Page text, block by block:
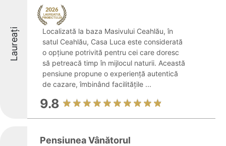
Laureați
Localizată la baza Masivului Ceahlău, în
satul Ceahlău, Casa Luca este considerată
o opțiune potrivită pentru cei care doresc
să petreacă timp în mijlocul naturii. Această
pensiune propune o experiență autentică
de cazare, îmbinând facilitățile ...
9.8
Pensiunea Vânătorul